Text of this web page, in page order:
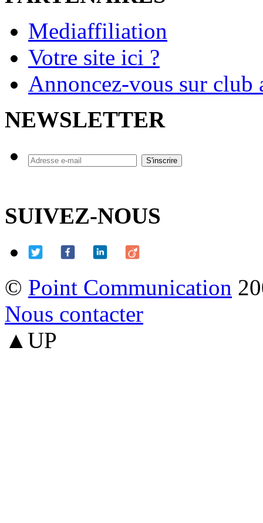
Mediaffiliation
Votre site ici ?
Annoncez-vous sur
NEWSLETTER
SUIVEZ-NOUS
© Point Communication
Nous contacter
▲UP